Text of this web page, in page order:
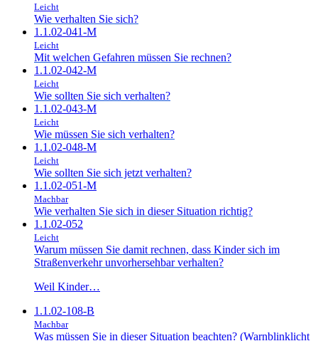
Leicht
Wie verhalten Sie sich?
1.1.02-041-M
Leicht
Mit welchen Gefahren müssen Sie rechnen?
1.1.02-042-M
Leicht
Wie sollten Sie sich verhalten?
1.1.02-043-M
Leicht
Wie müssen Sie sich verhalten?
1.1.02-048-M
Leicht
Wie sollten Sie sich jetzt verhalten?
1.1.02-051-M
Machbar
Wie verhalten Sie sich in dieser Situation richtig?
1.1.02-052
Leicht
Warum müssen Sie damit rechnen, dass Kinder sich im
Straßenverkehr unvorhersehbar verhalten?
Weil Kinder…
1.1.02-108-B
Machbar
Was müssen Sie in dieser Situation beachten? (Warnblinklicht